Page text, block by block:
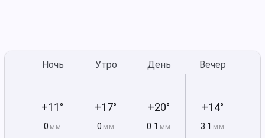
Ночь
+11°
0 мм
Утро
+17°
0 мм
День
+20°
0.1 мм
Вечер
+14°
3.1 мм